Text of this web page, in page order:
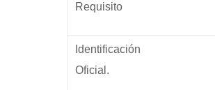
Requisito
Identificación
Oficial.